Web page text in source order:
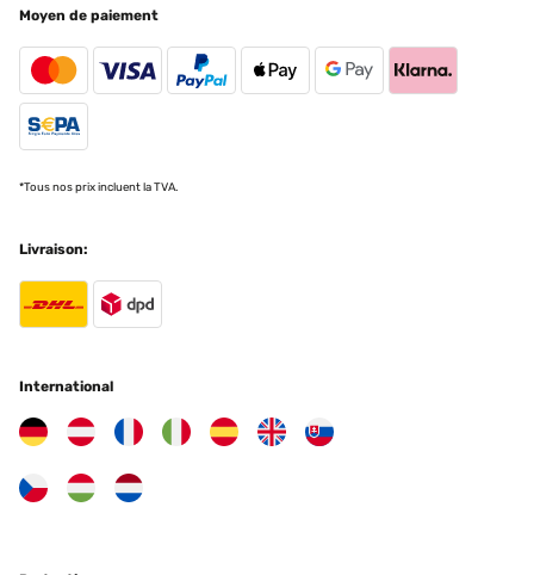
Moyen de paiement
*Tous nos prix incluent la TVA.
Livraison:
International